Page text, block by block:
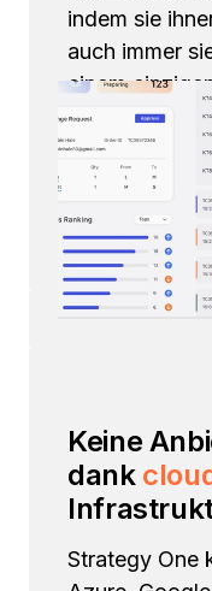
indem sie
auch immer
einem
Frage in
beantworten.
Weitere
Keine
dank
Strategy One